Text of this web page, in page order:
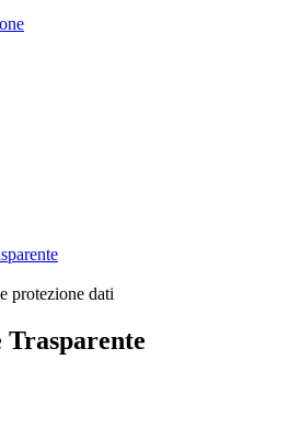
protezione dati